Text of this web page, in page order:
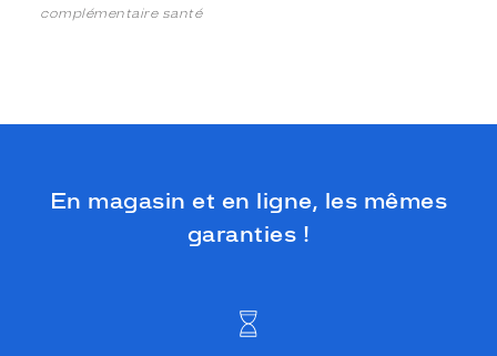
complémentaire santé
En magasin et en ligne, les mêmes
garanties !